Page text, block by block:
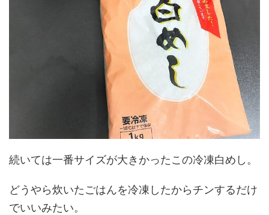
続いては一番サイズが大きかったこの冷凍白めし。
どうやら炊いたごはんを冷凍したからチンするだけ
でいいみたい。